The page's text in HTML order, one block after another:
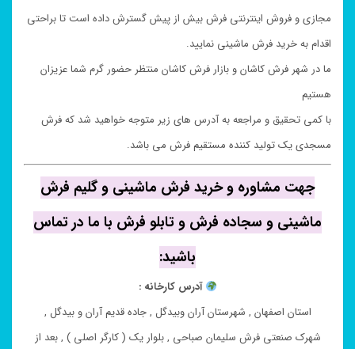
مجازی و فروش اینترنتی فرش بیش از پیش گسترش داده است تا براحتی
اقدام به خرید فرش ماشینی نمایید.
ما در شهر فرش کاشان و بازار فرش کاشان منتظر حضور گرم شما عزیزان
هستیم
با کمی تحقیق و مراجعه به آدرس های زیر متوجه خواهید شد که فرش
مسجدی یک تولید کننده مستقیم فرش می باشد.
جهت مشاوره و خرید فرش ماشینی و گلیم فرش
ماشینی و سجاده فرش و تابلو فرش با ما در تماس
باشید:
آدرس کارخانه :
استان اصفهان , شهرستان آران وبیدگل , جاده قدیم آران و بیدگل ,
شهرک صنعتی فرش سلیمان صباحی , بلوار یک ( کارگر اصلی ) , بعد از